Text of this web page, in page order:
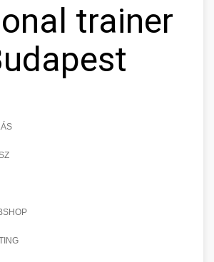
trainer